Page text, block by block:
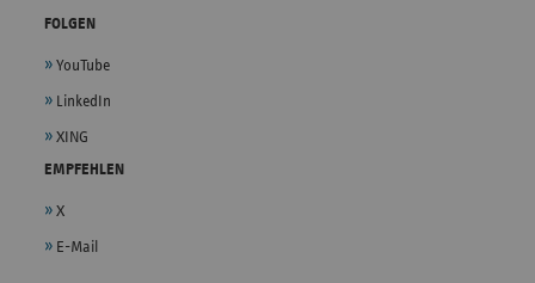
FOLGEN
YouTube
LinkedIn
XING
EMPFEHLEN
X
E-Mail